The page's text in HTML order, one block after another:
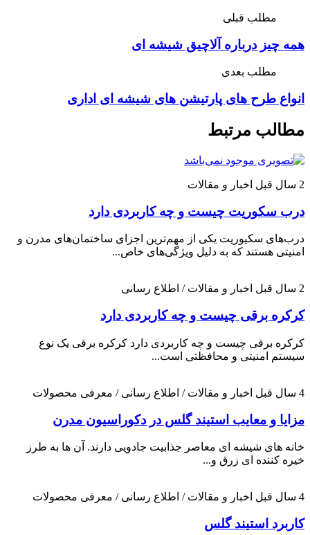
مطلب قبلی
همه چیز درباره آلاچیق شیشه ای
مطلب بعدی
انواع طرح های پارتیشن های شیشه ای اداری
مطالب مرتبط
2 سال قبل اخبار و مقالات
درب سکوریت چیست و چه کاربردی دارد
درب‌های سکیوریت یکی از مهم‌ترین اجزای ساختمان‌های مدرن و
امنیتی هستند که به دلیل ویژگی‌های خاص...
2 سال قبل اخبار و مقالات / اطلاع رسانی
کرکره برقی چیست و چه کاربردی دارد
کرکره برقی چیست و چه کاربردی دارد کرکره برقی یک نوع
سیستم امنیتی و محافظتی است...
4 سال قبل اخبار و مقالات / اطلاع رسانی / معرفی محصولات
مزایا و معایب استیند گلس در دکوراسیون مدرن
خانه های شیشه ای معاصر جذابیت جادویی دارند. آن ها به طرز
خیره کننده ای زرق و...
4 سال قبل اخبار و مقالات / اطلاع رسانی / معرفی محصولات
کاربرد استیند گلس